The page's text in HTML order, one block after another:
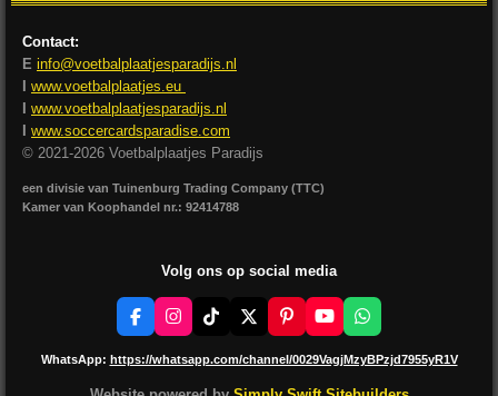
Contact:
E info@voetbalplaatjesparadijs.nl
www.voetbalplaatjes.eu
www.voetbalplaatjesparadijs.nl
www.soccercardsparadise.com
© 2021-2026 Voetbalplaatjes Paradijs
een divisie van Tuinenburg Trading Company (TTC)
Kamer van Koophandel nr.: 92414788
Volg ons op social media
F
a
c
b
I
n
s
a
T
k
o
X
P
i
n
e
Y
o
u
u
W
h
a
s
WhatsApp: https://whatsapp.com/channel/0029VagjMzyBPzjd7955yR1V